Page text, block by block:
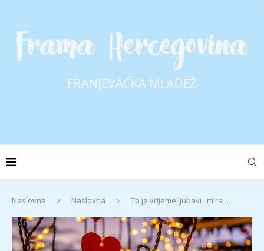
Naslovna Naslovna To je vrijeme ljubavi i mira …